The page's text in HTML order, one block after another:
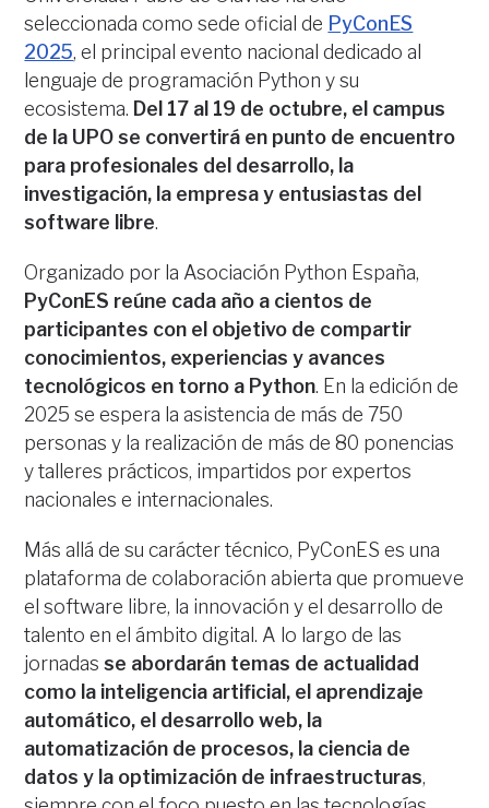
seleccionada como sede oficial de PyConES
2025, el principal evento nacional dedicado al
lenguaje de programación Python y su
ecosistema. Del 17 al 19 de octubre, el campus
de la UPO se convertirá en punto de encuentro
para profesionales del desarrollo, la
investigación, la empresa y entusiastas del
software libre.
Organizado por la Asociación Python España,
PyConES reúne cada año a cientos de
participantes con el objetivo de compartir
conocimientos, experiencias y avances
tecnológicos en torno a Python. En la edición de
2025 se espera la asistencia de más de 750
personas y la realización de más de 80 ponencias
y talleres prácticos, impartidos por expertos
nacionales e internacionales.
Más allá de su carácter técnico, PyConES es una
plataforma de colaboración abierta que promueve
el software libre, la innovación y el desarrollo de
talento en el ámbito digital. A lo largo de las
jornadasse abordarán temas de actualidad
como la inteligencia artificial, el aprendizaje
automático, el desarrollo web, la
automatización de procesos, la ciencia de
datos y la optimización de infraestructuras,